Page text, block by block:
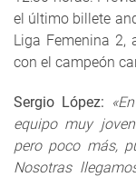
el último billete
Liga Femenina 2,
con el campeón
Sergio López:
equipo muy
pero poco más,
Nosotras